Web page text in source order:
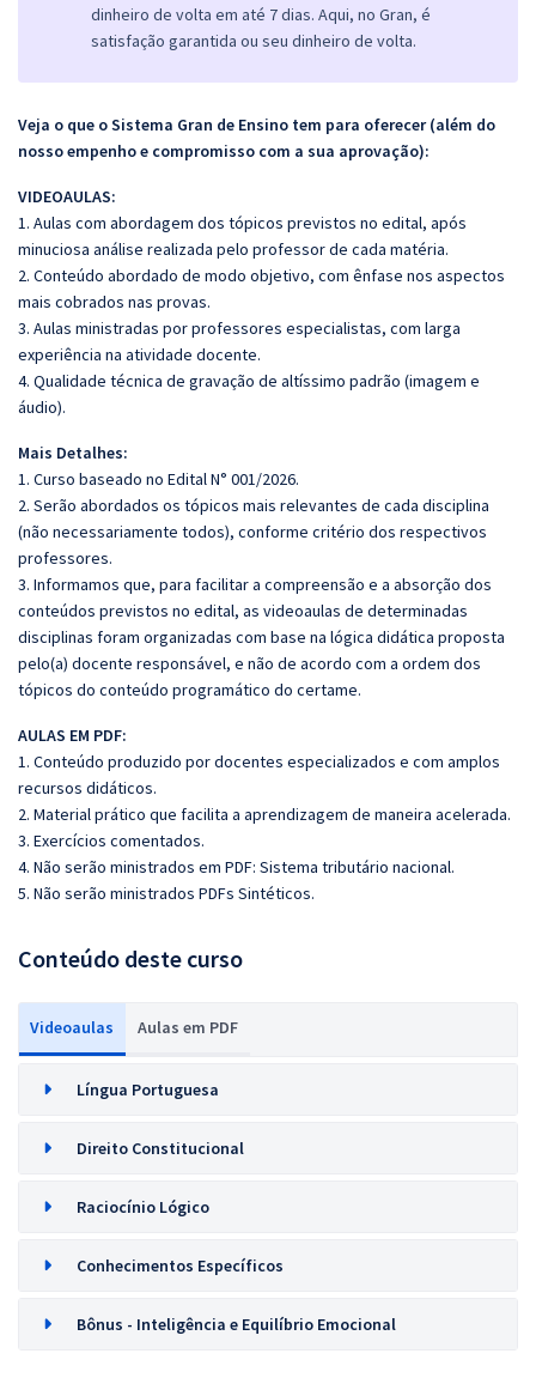
dinheiro de volta em até 7 dias. Aqui, no Gran, é
satisfação garantida ou seu dinheiro de volta.
Veja o que o Sistema Gran de Ensino tem para oferecer (além do
nosso empenho e compromisso com a sua aprovação):
VIDEOAULAS:
1. Aulas com abordagem dos tópicos previstos no edital, após
minuciosa análise realizada pelo professor de cada matéria.
2. Conteúdo abordado de modo objetivo, com ênfase nos aspectos
mais cobrados nas provas.
3. Aulas ministradas por professores especialistas, com larga
experiência na atividade docente.
4. Qualidade técnica de gravação de altíssimo padrão (imagem e
áudio).
Mais Detalhes:
1. Curso baseado no Edital N° 001/2026.
2. Serão abordados os tópicos mais relevantes de cada disciplina
(não necessariamente todos), conforme critério dos respectivos
professores.
3. Informamos que, para facilitar a compreensão e a absorção dos
conteúdos previstos no edital, as videoaulas de determinadas
disciplinas foram organizadas com base na lógica didática proposta
pelo(a) docente responsável, e não de acordo com a ordem dos
tópicos do conteúdo programático do certame.
AULAS EM PDF:
1. Conteúdo produzido por docentes especializados e com amplos
recursos didáticos.
2. Material prático que facilita a aprendizagem de maneira acelerada.
3. Exercícios comentados.
4. Não serão ministrados em PDF: Sistema tributário nacional.
5. Não serão ministrados PDFs Sintéticos.
Conteúdo deste curso
Videoaulas Aulas em PDF
Língua Portuguesa
Direito Constitucional
Raciocínio Lógico
Conhecimentos Específicos
Bônus - Inteligência e Equilíbrio Emocional